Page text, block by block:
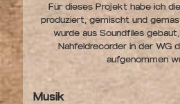
Für dieses Projekt habe ich
produziert, gemischt und
wurde aus Soundfiles
Nahfeldrecorder in der WG
aufgenommen
Musik